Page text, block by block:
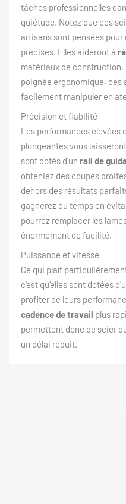
tâches professionnelles
quiétude. Notez que ces
artisans sont pensées
précises. Elles aideront à
matériaux de construction.
poignée ergonomique,
facilement manipuler en
Précision et fiabilité
Les performances élevées
plongeantes vous
sont dotés d’un rail de
obteniez des coupes
dehors des résultats
gagnerez du temps en
pourrez remplacer les
énormément de facilité.
Puissance et vitesse
Ce qui plaît
c’est qu’elles sont dotées
profiter de leurs
cadence de travail plus
permettent donc de scier
un délai réduit.